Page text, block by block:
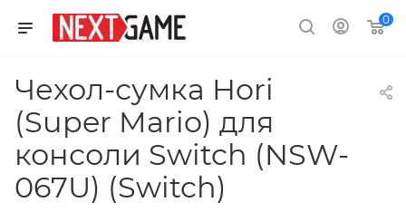
0
Чехол-сумка Hori
(Super Mario) для
консоли Switch (NSW-
067U) (Switch)